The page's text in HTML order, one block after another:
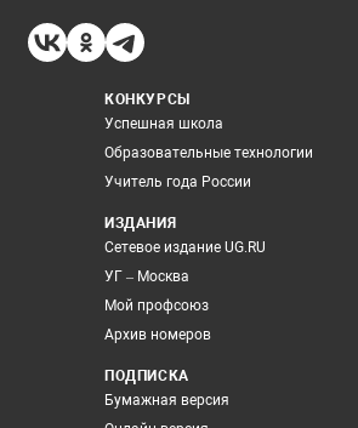
КОНКУРСЫ
Успешная школа
Образовательные технологии
Учитель года России
ИЗДАНИЯ
Сетевое издание UG.RU
УГ – Москва
Мой профсоюз
Архив номеров
ПОДПИСКА
Бумажная версия